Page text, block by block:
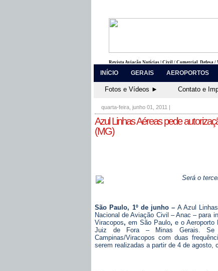
Revista Aviação Notícias | Civil / Comercial, Defesa
INÍCIO GERAIS AEROPORTOS
Fotos e Vídeos ► Contato e
quarta-feira, junho 01, 2011 |
Azul Linhas Aéreas pede
(MG)
Será o
São Paulo, 1º de junho – A Azul
Nacional de Aviação Civil – Anac – para
Viracopos, em São Paulo, e o Aeroporto
Juiz de Fora – Minas Gerais. Se
Campinas/Viracopos com duas
serem realizadas a partir de 4 de agosto,